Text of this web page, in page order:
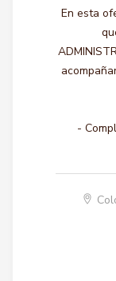
En esta
-